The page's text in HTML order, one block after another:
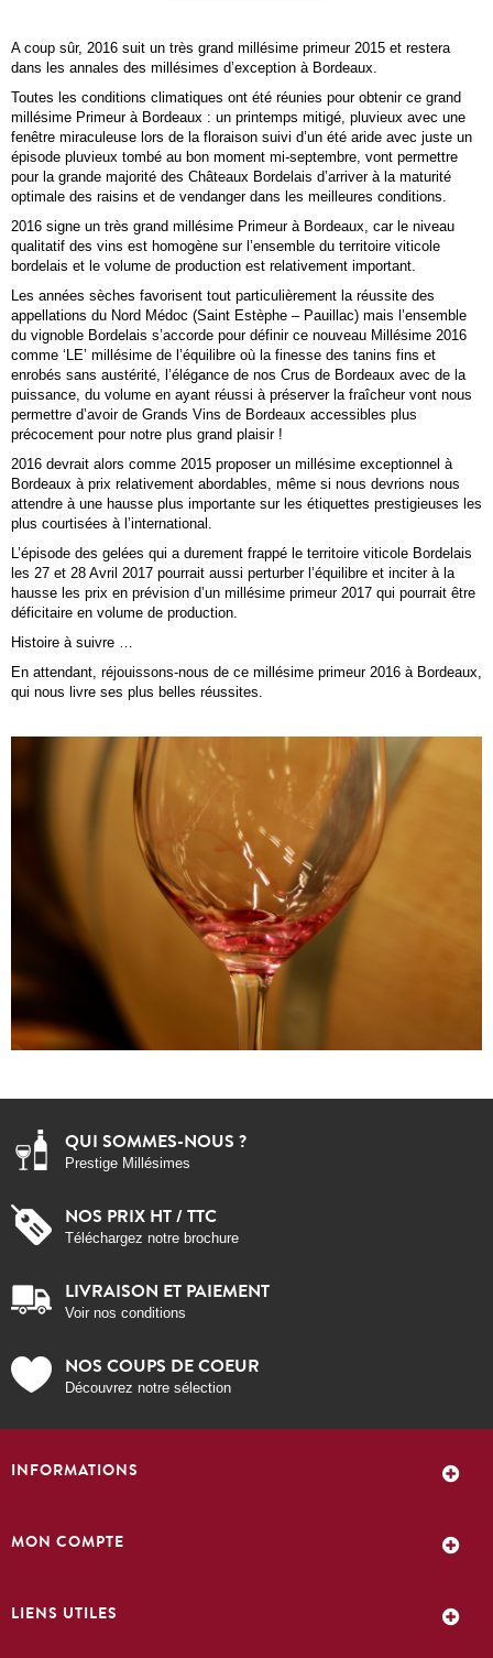
A coup sûr, 2016 suit un très grand millésime primeur 2015 et restera
dans les annales des millésimes d’exception à Bordeaux.
Toutes les conditions climatiques ont été réunies pour obtenir ce grand
millésime Primeur à Bordeaux : un printemps mitigé, pluvieux avec une
fenêtre miraculeuse lors de la floraison suivi d’un été aride avec juste un
épisode pluvieux tombé au bon moment mi-septembre, vont permettre
pour la grande majorité des Châteaux Bordelais d’arriver à la maturité
optimale des raisins et de vendanger dans les meilleures conditions.
2016 signe un très grand millésime Primeur à Bordeaux, car le niveau
qualitatif des vins est homogène sur l’ensemble du territoire viticole
bordelais et le volume de production est relativement important.
Les années sèches favorisent tout particulièrement la réussite des
appellations du Nord Médoc (Saint Estèphe – Pauillac) mais l’ensemble
du vignoble Bordelais s’accorde pour définir ce nouveau Millésime 2016
comme ‘LE’ millésime de l’équilibre où la finesse des tanins fins et
enrobés sans austérité, l’élégance de nos Crus de Bordeaux avec de la
puissance, du volume en ayant réussi à préserver la fraîcheur vont nous
permettre d’avoir de Grands Vins de Bordeaux accessibles plus
précocement pour notre plus grand plaisir !
2016 devrait alors comme 2015 proposer un millésime exceptionnel à
Bordeaux à prix relativement abordables, même si nous devrions nous
attendre à une hausse plus importante sur les étiquettes prestigieuses les
plus courtisées à l’international.
L’épisode des gelées qui a durement frappé le territoire viticole Bordel ais
les 27 et 28 Avril 2017 pourrait aussi perturber l’équilibre et inciter à la
hausse les prix en prévision d’un millésime primeur 2017 qui pourrait être
déficitaire en volume de production.
Histoire à suivre …
En attendant, réjouissons-nous de ce millésime primeur 2016 à Bordeaux,
qui nous livre ses plus belles réussites.
QUI SOMMES-NOUS ?
Prestige Millésimes
NOS PRIX HT / TTC
Téléchargez notre brochure
LIVRAISON ET PAIEMENT
Voir nos conditions
NOS COUPS DE COEUR
Découvrez notre sélection
INFORMATIONS
MON COMPTE
LIENS UTILES